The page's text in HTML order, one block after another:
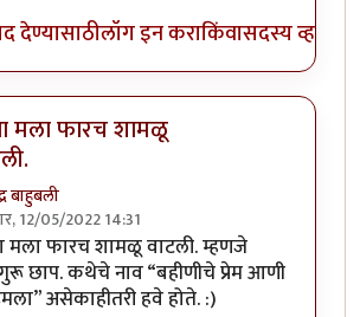
देण्यासाठीलॉग इन कराकिंवासदस्य व्हा
मला फारच शामळू
बाहुबली
12/05/2022 14:31
toम्हणे ट्वीस्ट नाही !byचौथा कोनाडा
मला फारच शामळू वाटली. म्हणजे
छाप. कथेचे नाव “बहीणीचे प्रेम आणी
असेकाहीतरी हवे होते. :)